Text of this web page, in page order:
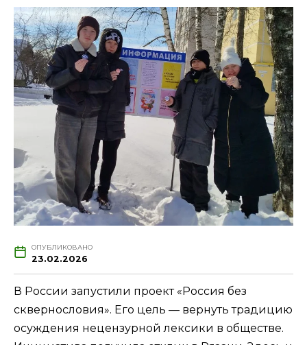
ОПУБЛИКОВАНО
23.02.2026
В России запустили проект «Россия без
сквернословия». Его цель — вернуть традицию
осуждения нецензурной лексики в обществе.